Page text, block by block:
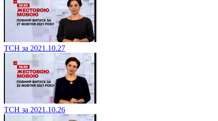
ТСН за 2021.10.27
ТСН за 2021.10.26